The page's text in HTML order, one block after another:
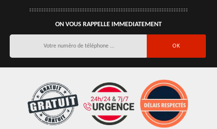
ON VOUS RAPPELLE IMMEDIATEMENT